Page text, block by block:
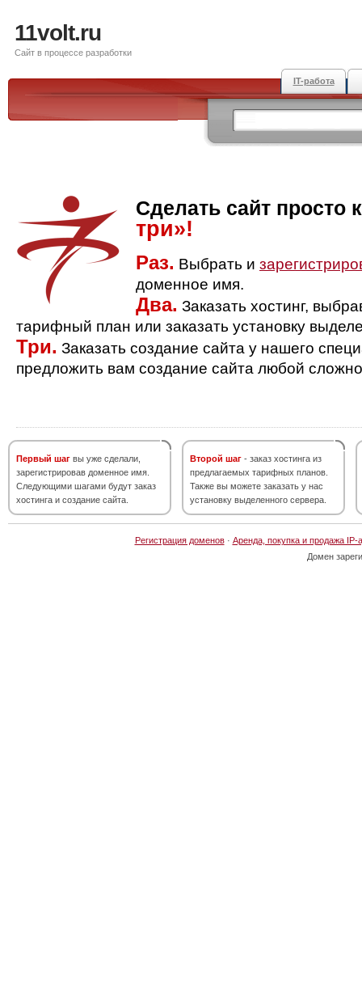
11volt.ru
Сайт в процессе разработки
IT-работа
Сделать сайт просто
три»!
Раз. Выбрать и
доменное имя.
Два. Заказать хостинг,
тарифный план или заказать установку
Три. Заказать создание сайта у нашего
предложить вам создание сайта любой
Первый шаг вы уже сделали,
зарегистрировав доменное имя.
Следующими шагами будут заказ
хостинга и создание сайта.
Второй шаг - заказ хостинга из
предлагаемых тарифных планов.
Также вы можете заказать у нас
установку выделенного сервера.
Регистрация доменов· Аренда, покупка и продажа IP-
Домен